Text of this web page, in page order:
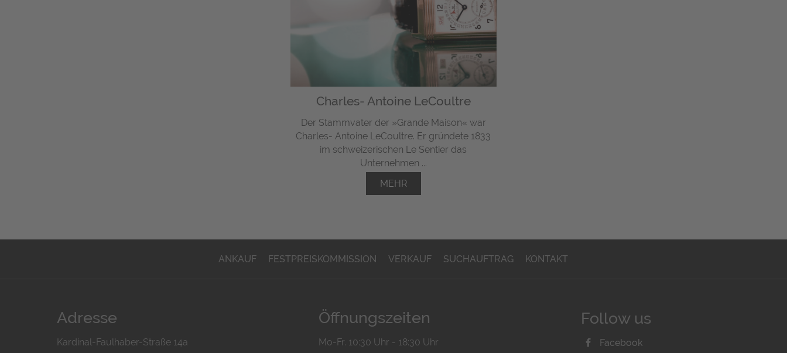
Charles- Antoine LeCoultre
Der Stammvater der »Grande Maison« war
Charles- Antoine LeCoultre. Er gründete 1833
im schweizerischen Le Sentier das
Unternehmen ...
MEHR
ANKAUF FESTPREISKOMMISSION VERKAUF SUCHAUFTRAG KONTAKT
Adresse
Kardinal-Faulhaber-Straße 14a
Öffnungszeiten
Mo-Fr. 10:30 Uhr - 18:30 Uhr
Follow us
Facebook